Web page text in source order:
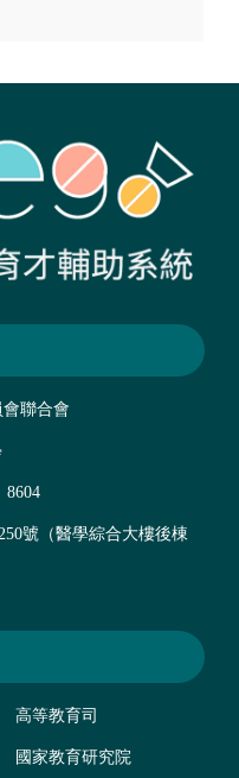
聯合會
8604
號（醫學綜合大樓後棟
高等教育司
國家教育研究院